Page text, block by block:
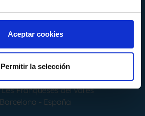
Aceptar cookies
Permitir la selección
Calle Alemania, 32
Les Franqueses del Valles
Barcelona - España